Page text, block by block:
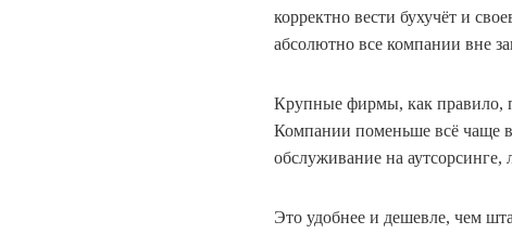
корректно вести бухучёт и
абсолютно все компании вне
Крупные фирмы, как правило,
Компании поменьше всё чаще
обслуживание на аутсорсинге,
Это удобнее и дешевле, чем